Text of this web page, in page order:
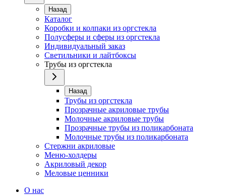
Назад
Каталог
Коробки и колпаки из оргстекла
Полусферы и сферы из оргстекла
Индивидуальный заказ
Светильники и лайтбоксы
Трубы из оргстекла
Назад
Трубы из оргстекла
Прозрачные акриловые трубы
Молочные акриловые трубы
Прозрачные трубы из поликарбоната
Молочные трубы из поликарбоната
Стержни акриловые
Меню-холдеры
Акриловый декор
Меловые ценники
О нас